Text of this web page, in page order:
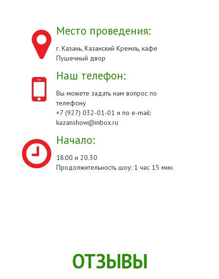
Место проведения:
г. Казань, Казанский Кремль, кафе
Пушечный двор
Наш телефон:
Вы можете задать нам вопрос по
телефону
+7 (927) 032-01-01 и по e-mail:
kazanshow@inbox.ru
Начало:
18:00 и 20.30
Продолжительность шоу: 1 час 15 мин.
ОТЗЫВЫ